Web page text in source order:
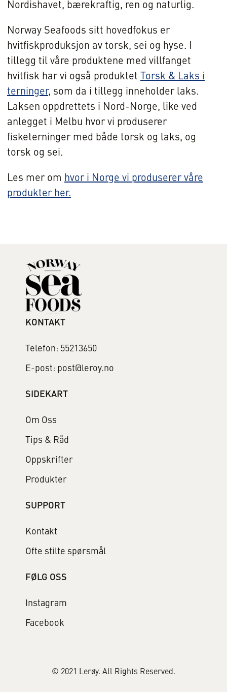
Nordishavet, bærekraftig, ren og naturlig.
Norway Seafoods sitt hovedfokus er
hvitfiskproduksjon av torsk, sei og hyse. I
tillegg til våre produktene med villfanget
hvitfisk har vi også produktet Torsk & Laks i
terninger, som da i tillegg inneholder laks.
Laksen oppdrettets i Nord-Norge, like ved
anlegget i Melbu hvor vi produserer
fisketerninger med både torsk og laks, og
torsk og sei.
Les mer om hvor i Norge vi produserer våre
produkter her.
KONTAKT
Telefon: 55213650
E-post: post@leroy.no
SIDEKART
Om Oss
Tips & Råd
Oppskrifter
Produkter
SUPPORT
Kontakt
Ofte stilte spørsmål
FØLG OSS
Instagram
Facebook
© 2021 Lerøy. All Rights Reserved.